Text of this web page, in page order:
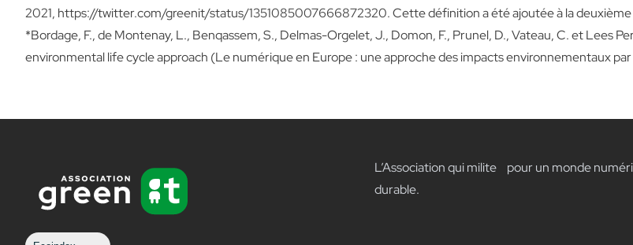
2021, https://twitter.com/greenit/status/1351085007666872320. Cette définition a été ajoutée à la
*Bordage, F., de Montenay, L., Benqassem, S., Delmas-Orgelet, J., Domon, F., Prunel, D., Vateau, C. et Lees
environmental life cycle approach (Le numérique en Europe : une approche des impacts environnementaux par
L’Association qui milite pour un monde
durable.